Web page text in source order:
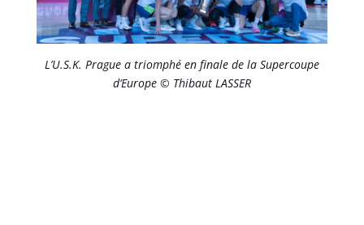
L’U.S.K. Prague a triomphé en finale de la Supercoupe
d’Europe © Thibaut LASSER